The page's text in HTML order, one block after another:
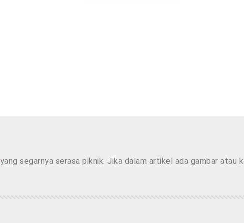
yang segarnya serasa piknik. Jika dalam artikel ada gambar atau